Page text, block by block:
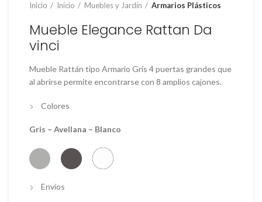
Inicio Inicio Muebles y Jardín Armarios Plásticos
Mueble Elegance Rattan Da
vinci
Mueble Rattán tipo Armario Gris 4 puertas grandes que
al abrirse permite encontrarse con 8 amplios cajones.
Colores
Gris – Avellana – Blanco
Envíos